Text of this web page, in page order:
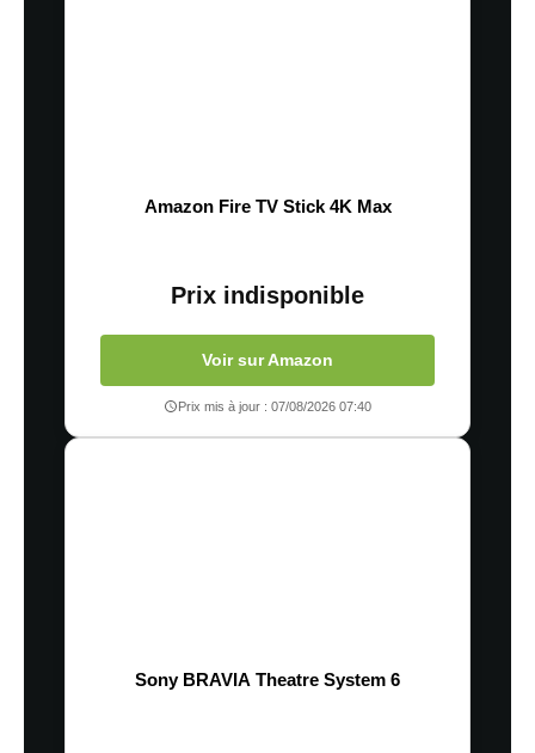
Amazon Fire TV Stick 4K Max
Prix indisponible
Voir sur Amazon
Prix mis à jour : 07/08/2026 07:40
Sony BRAVIA Theatre System 6